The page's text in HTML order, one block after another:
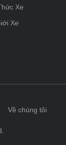
Xe
Xe
Về chúng tôi